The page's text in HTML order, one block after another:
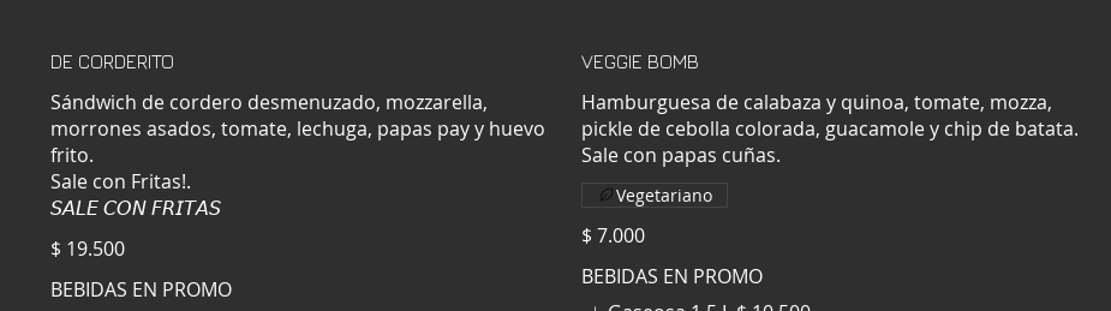
DE CORDERITO
Sándwich de cordero desmenuzado, mozzarella,
morrones asados, tomate, lechuga, papas pay y huevo
frito.
Sale con Fritas!.
𝘚𝘈𝘓𝘌 𝘊𝘖𝘕 𝘍𝘙𝘐𝘛𝘈𝘚
$ 19.500
BEBIDAS EN PROMO
VEGGIE BOMB
Hamburguesa de calabaza y quinoa, tomate, mozza,
pickle de cebolla colorada, guacamole y chip de batata.
Sale con papas cuñas.
$ 7.000
Vegetariano
BEBIDAS EN PROMO